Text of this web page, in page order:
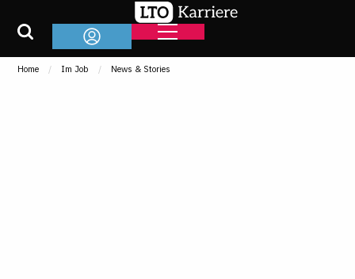
Home Im Job News & Stories